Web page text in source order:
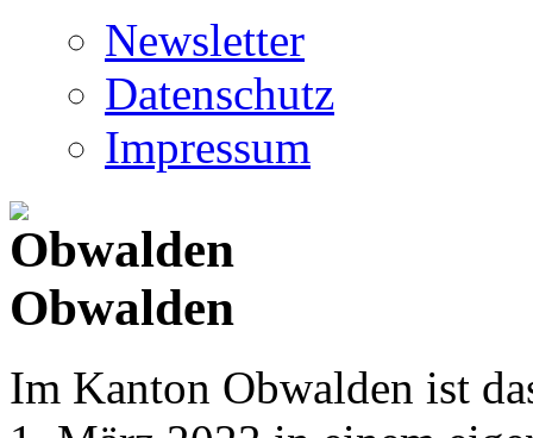
Newsletter
Datenschutz
Impressum
Obwalden
Im Kanton Obwalden ist